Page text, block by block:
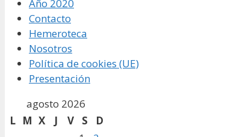
Año 2020
Contacto
Hemeroteca
Nosotros
Política de cookies (UE)
Presentación
agosto 2026
L M X J V S
D